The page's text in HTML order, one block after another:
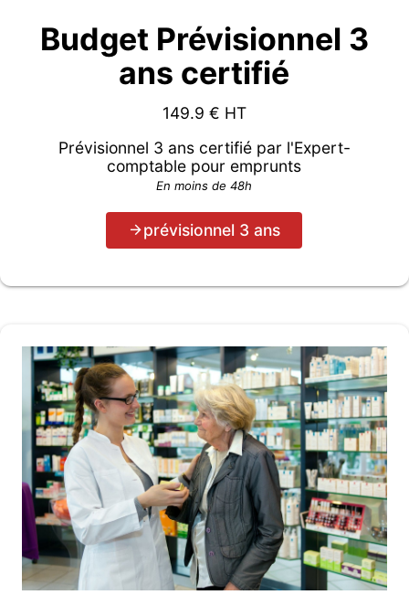
Budget Prévisionnel 3
ans certifié
149.9 € HT
Prévisionnel 3 ans certifié par l'Expert-
comptable pour emprunts
En moins de 48h
prévisionnel 3 ans